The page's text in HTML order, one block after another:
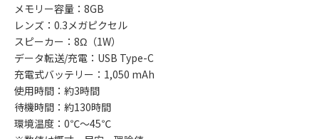
メモリー容量：8GB
レンズ：0.3メガピクセル
スピーカー：8Ω（1W）
データ転送/充電：USB Type-C
充電式バッテリー：1,050 mAh
使用時間：約3時間
待機時間：約130時間
環境温度：0℃～45℃